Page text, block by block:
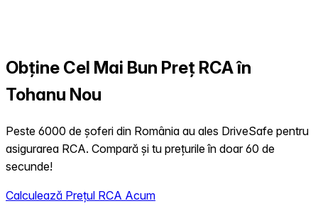
Obține Cel Mai Bun Preț RCA în
Tohanu Nou
Peste 6000 de șoferi din România au ales DriveSafe pentru
asigurarea RCA. Compară și tu prețurile în doar 60 de
secunde!
Calculează Prețul RCA Acum